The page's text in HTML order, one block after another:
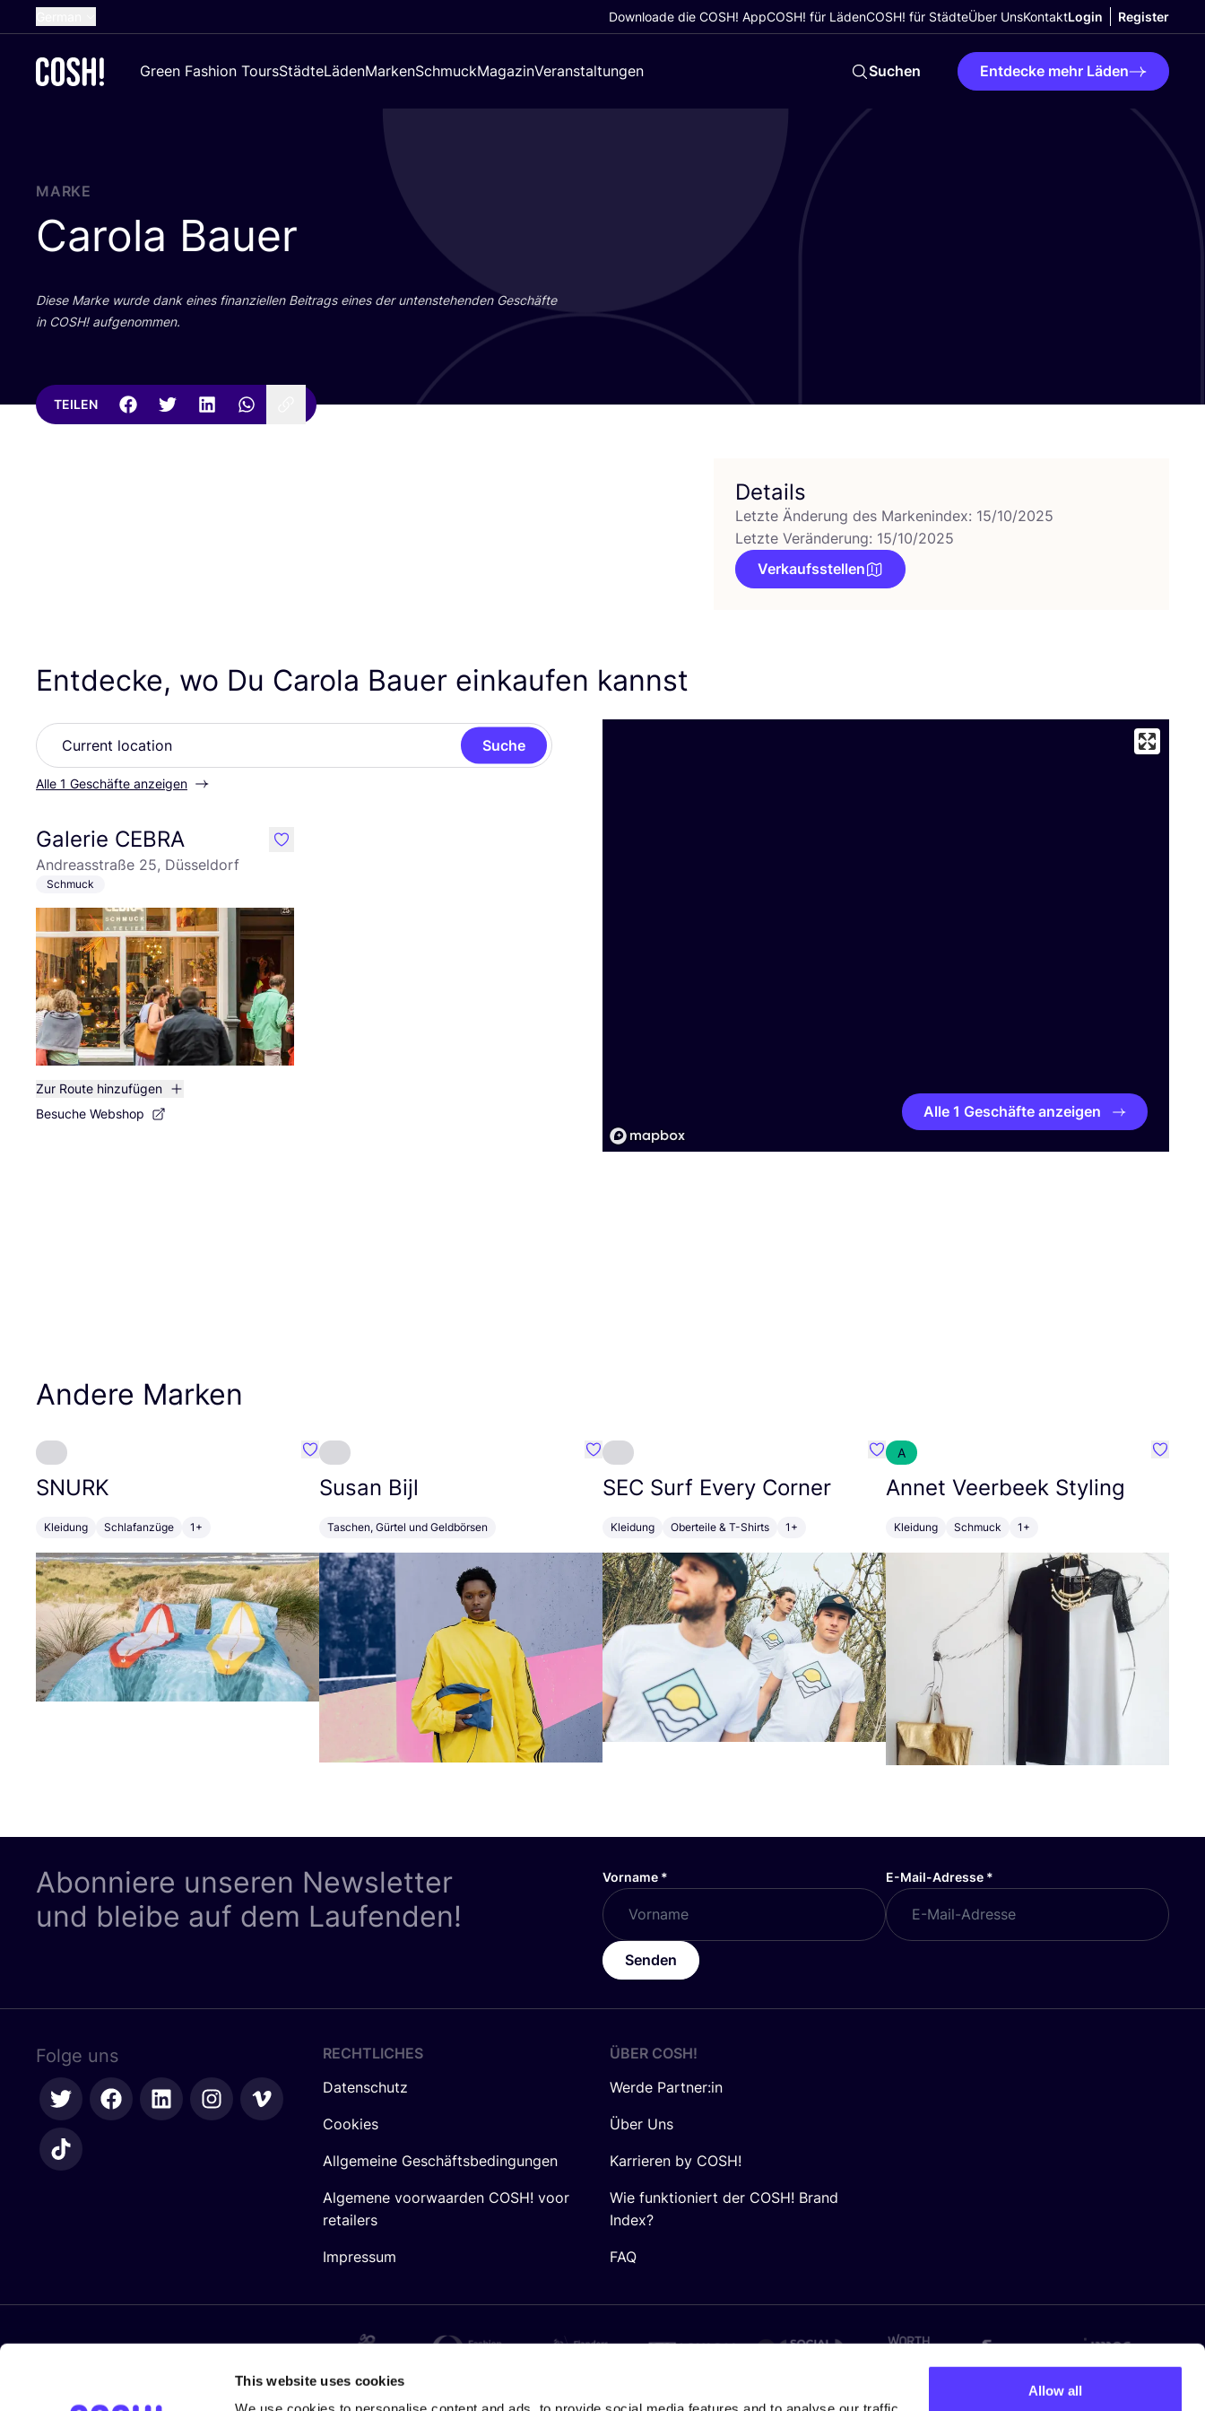
This website uses cookies
Allow all
Dutch
Croatian
Downloade die COSH! AppCOSH! für LädenCOSH! für StädteÜber UnsKontaktLogin Register
Green Fashion ToursStädteLädenMarkenSchmuckMagazinVeranstaltungen Suchen Entdecke mehr Läden
MARKE
Carola Bauer
Die­se Mar­ke wur­de dank eines finan­zi­el­len Bei­trags eines der unten­ste­hen­den Geschäf­te
in COSH! aufgenommen.
TEILEN
Details
Letzte Änderung des Markenindex: 15/10/2025
Letzte Veränderung: 15/10/2025
Verkaufsstellen
Entdecke, wo Du Carola Bauer einkaufen kannst
Suche
Alle 1 Geschäfte anzeigen
Galerie CEBRA
Andreasstraße 25, Düsseldorf
Schmuck
Zur Route hinzufügen
Besuche Webshop
like
Alle 1 Geschäfte anzeigen
Andere Marken
SNURK
Kleidung Schlafanzüge 1+
Favorit SNURK
Susan Bijl
Taschen, Gürtel und Geldbörsen
Favorit Susan Bijl
SEC Surf Every Corner
Kleidung Oberteile & T-Shirts 1+
Favorit SEC Surf Every Corner
A
Annet Veerbeek Styling
Kleidung Schmuck 1+
Favorit
Abonniere unseren Newsletter
und bleibe auf dem Laufenden!
Vorname * E-Mail-Adresse *
Senden
Folge uns
RECHTLICHES
Datenschutz
Cookies
Allgemeine Geschäftsbedingungen
Algemene voorwaarden COSH! voor
retailers
Impressum
ÜBER COSH!
Werde Partner:in
Über Uns
Karrieren by COSH!
Wie funktioniert der COSH! Brand
Index?
FAQ